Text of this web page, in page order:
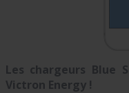
Les chargeurs Blue
Victron Energy !